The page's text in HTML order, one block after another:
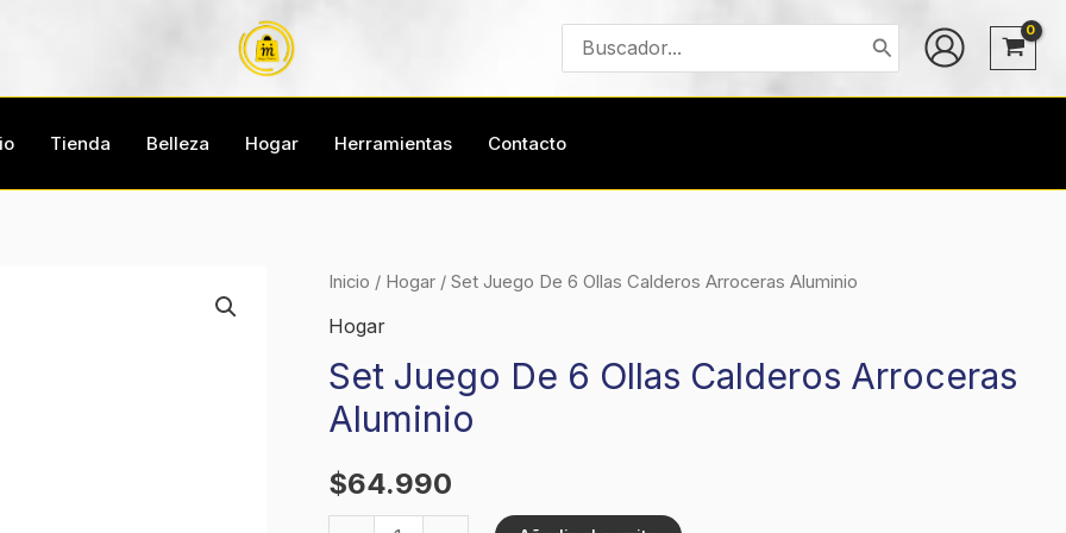
Buscar
por:
Tienda Belleza Hogar Herramientas Contacto
Inicio / Hogar/ Set Juego De 6 Ollas Calderos Arroceras Aluminio
Hogar
Set Juego De 6 Ollas Calderos Arroceras
Aluminio
$64.990
Set
Juego
6
Ollas
Arroceras
Aluminio